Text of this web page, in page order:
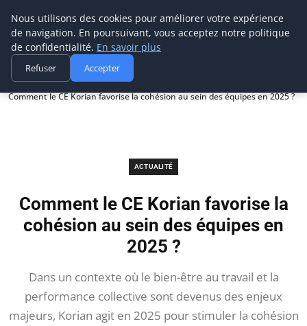
Prospection Pro
Accueil
Actualité
Comment le CE Korian favorise la cohésion au sein des équipes en 2025 ?
ACTUALITÉ
Comment le CE Korian favorise la
cohésion au sein des équipes en
2025 ?
Dans un contexte où le bien-être au travail et la
performance collective sont devenus des enjeux
majeurs, Korian agit en 2025 pour stimuler la cohésion
Nous utilisons des cookies pour améliorer votre expérience
de navigation. En poursuivant, vous acceptez notre politique
de confidentialité. En savoir plus
Refuser Accepter